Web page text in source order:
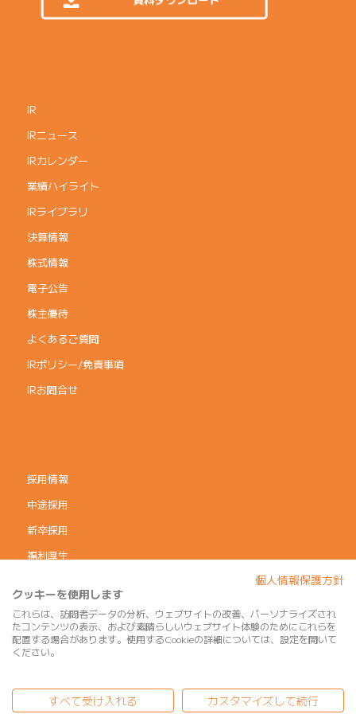
IR
IRニュース
IRカレンダー
業績ハイライト
IRライブラリ
決算情報
株式情報
電子公告
株主優待
よくあるご質問
IRポリシー/免責事項
IRお問合せ
採用情報
中途採用
新卒採用
福利厚生
利用規約
サイトマップ
個人情報保護方針
クッキーを使用します
これらは、訪問者データの分析、ウェブサイトの改善、パーソナライズされ
たコンテンツの表示、および素晴らしいウェブサイト体験のためにこれらを
配置する場合があります。使用するCookieの詳細については、設定を開いて
ください。
すべて受け入れる カスタマイズして続行